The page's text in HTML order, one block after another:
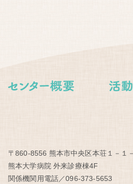
〒860-8556 熊本市中央区本荘１－１
熊本大学病院 外来診療棟4F
関係機関用電話／096-373-5653